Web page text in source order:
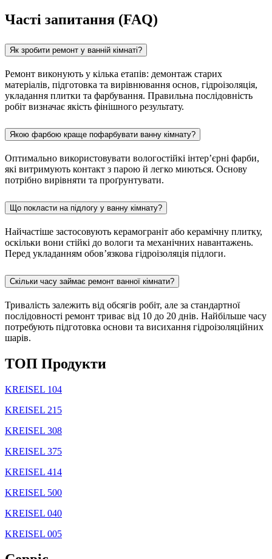
Часті запитання (FAQ)
Як зробити ремонт у ванній кімнаті?
Ремонт виконують у кілька етапів: демонтаж старих
матеріалів, підготовка та вирівнювання основ, гідроізоляція,
укладання плитки та фарбування. Правильна послідовність
робіт визначає якість фінішного результату.
Якою фарбою краще пофарбувати ванну кімнату?
Оптимально використовувати вологостійкі інтер’єрні фарби,
які витримують контакт з парою й легко миються. Основу
потрібно вирівняти та проґрунтувати.
Що покласти на підлогу у ванну кімнату?
Найчастіше застосовують керамограніт або керамічну плитку,
оскільки вони стійкі до вологи та механічних навантажень.
Перед укладанням обов’язкова гідроізоляція підлоги.
Скільки часу займає ремонт ванної кімнати?
Тривалість залежить від обсягів робіт, але за стандартної
послідовності ремонт триває від 10 до 20 днів. Найбільше часу
потребують підготовка основи та висихання гідроізоляційних
шарів.
TOП Продукти
KREISEL 104
KREISEL 215
KREISEL 308
KREISEL 375
KREISEL 414
KREISEL 500
KREISEL 040
KREISEL 005